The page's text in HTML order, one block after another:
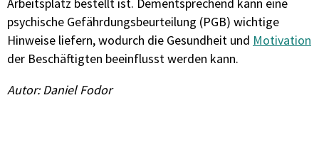
psychische Gefährdungsbeurteilung (PGB) wichtige
Hinweise liefern, wodurch die Gesundheit und Motivation
der Beschäftigten beeinflusst werden kann.
Autor: Daniel Fodor